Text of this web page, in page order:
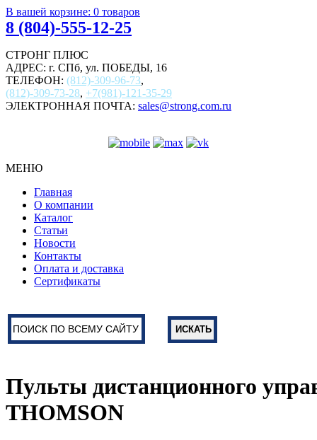
В вашей корзине: 0 товаров
8 (804)-555-12-25
СТРОНГ ПЛЮС
АДРЕС: г. СПб, ул. ПОБЕДЫ, 16
ТЕЛЕФОН: (812)-309-96-73,
(812)-309-73-28, +7(981)-121-35-29
ЭЛЕКТРОННАЯ ПОЧТА: sales@strong.com.ru
МЕНЮ
Главная
О компании
Каталог
Статьи
Новости
Контакты
Оплата и доставка
Сертификаты
Пульты дистанционного
THOMSON